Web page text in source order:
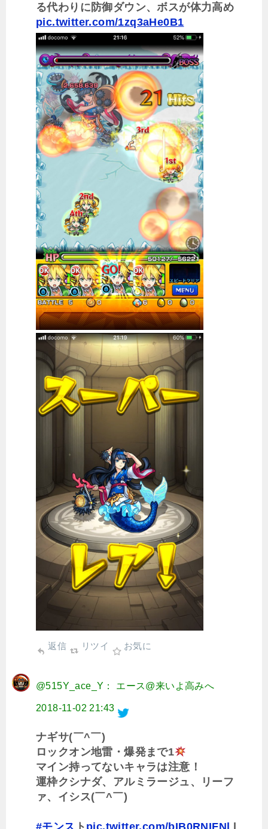
る代わりに防御ダウン、ボスが体力高め
pic.twitter.com/1zq3aHe0B1
返信 リツイ お気に
@515Y_ace_Y： エース@来いよ高みへ
2018-11-02 21:43
ナギサ(￣^￣)ゞ
ロックオン地雷・爆発まで1
マイン持ってないキャラは注意！
運枠クシナダ、アルミラージュ、リーフ
ァ、イシス(￣^￣)ゞ